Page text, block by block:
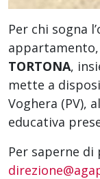
Per chi sogna
TORTONA,
mette a
Voghera (PV),
educativa
Per saperne di